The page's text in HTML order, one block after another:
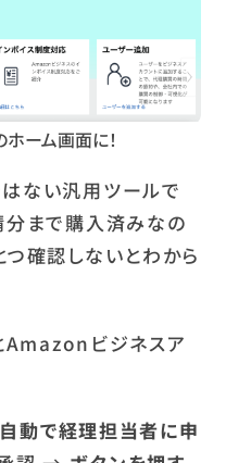
ーム画面に！
ない汎用ツールで
分まで購入済みなの
つ確認しないとわから
Amazonビジネスア
自動で経理担当者に申